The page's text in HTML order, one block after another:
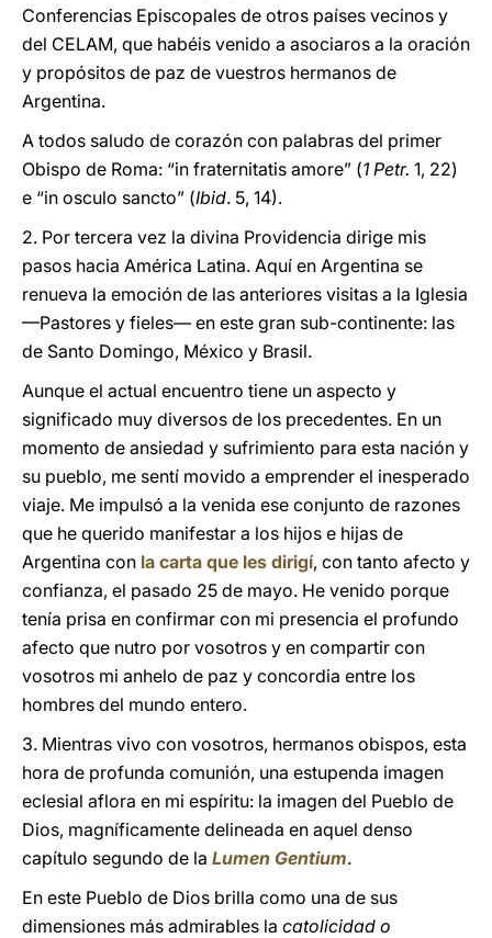
Conferencias Episcopales de otros países vecinos y
del CELAM, que habéis venido a asociaros a la oración
y propósitos de paz de vuestros hermanos de
Argentina.
A todos saludo de corazón con palabras del primer
Obispo de Roma: “in fraternitatis amore” (1 Petr. 1, 22)
e “in osculo sancto” (Ibid. 5, 14).
2. Por tercera vez la divina Providencia dirige mis
pasos hacia América Latina. Aquí en Argentina se
renueva la emoción de las anteriores visitas a la Iglesia
—Pastores y fieles— en este gran sub-continente: las
de Santo Domingo, México y Brasil.
Aunque el actual encuentro tiene un aspecto y
significado muy diversos de los precedentes. En un
momento de ansiedad y sufrimiento para esta nación y
su pueblo, me sentí movido a emprender el inesperado
viaje. Me impulsó a la venida ese conjunto de razones
que he querido manifestar a los hijos e hijas de
Argentina con la carta que les dirigí, con tanto afecto y
confianza, el pasado 25 de mayo. He venido porque
tenía prisa en confirmar con mi presencia el profundo
afecto que nutro por vosotros y en compartir con
vosotros mi anhelo de paz y concordia entre los
hombres del mundo entero.
3. Mientras vivo con vosotros, hermanos obispos, esta
hora de profunda comunión, una estupenda imagen
eclesial aflora en mi espíritu: la imagen del Pueblo de
Dios, magníficamente delineada en aquel denso
capítulo segundo de la Lumen Gentium.
En este Pueblo de Dios brilla como una de sus
dimensiones más admirables la catolicidad o